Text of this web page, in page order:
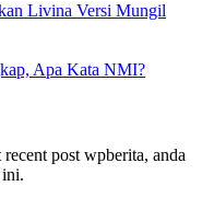
Livina Versi Mungil
Apa Kata NMI?
post wpberita, anda
ini.